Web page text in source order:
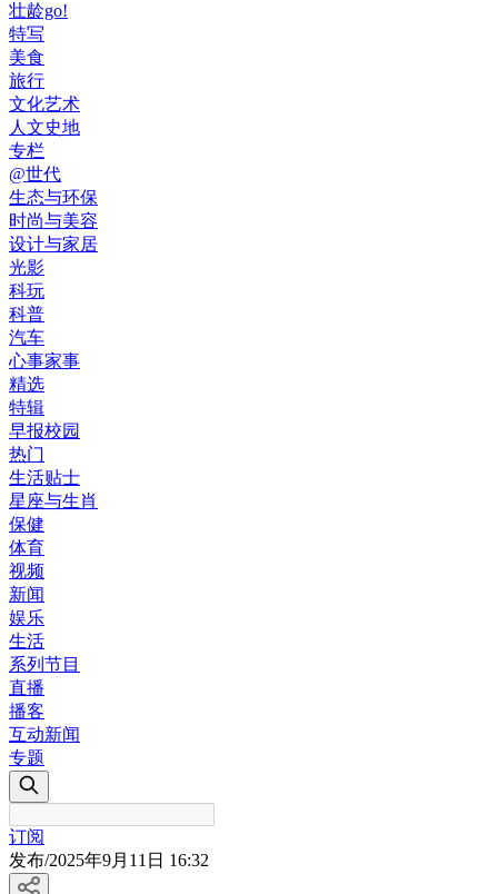
壮龄go!
特写
美食
旅行
文化艺术
人文史地
专栏
@世代
生态与环保
时尚与美容
设计与家居
光影
科玩
科普
汽车
心事家事
精选
特辑
早报校园
热门
生活贴士
星座与生肖
保健
体育
视频
新闻
娱乐
生活
系列节目
直播
播客
互动新闻
专题
订阅
发布/2025年9月11日 16:32